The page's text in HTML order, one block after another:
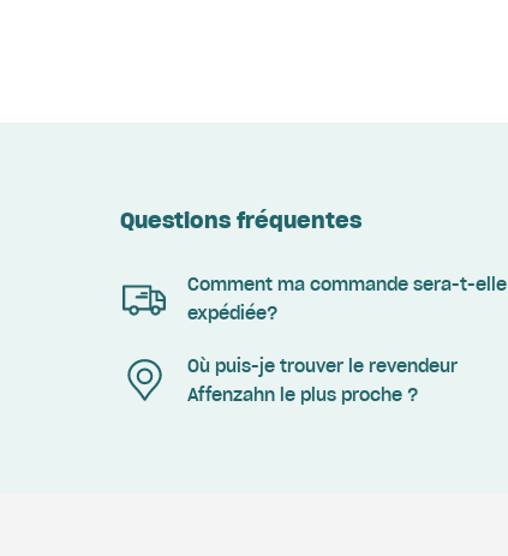
Questions fréquentes
Comment ma commande sera-t-elle
expédiée?
Où puis-je trouver le revendeur
Affenzahn le plus proche ?